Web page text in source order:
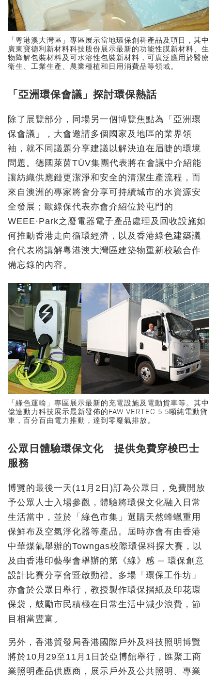
「粵港澳大灣區」專區展示當地環保創科產品及項目，其中
廣東寶德利新材料科技股份展示最新的功能性膜新材料、生
物降解包裝材料及可水溶性包裝新材料，可廣泛應用於醫療
衛生、工業生產、農業種植和日用消費品等領域。
「亞洲環保會議」探討環保熱話
除了展覽部分，同場另一個博覽焦點為「亞洲環
保會議」，大會邀請多個國家及地區的業界領
袖，就不同議題分享建議以解決迫在眉睫的環境
問題。德國萊茵TÜV集團代表將在會議中介紹能
讓紡織供應鏈更潔淨和安全的清潔生產流程，而
來自澳洲的專家將會分享可持續城市的水資源安
全發展；歐綠保代表亦會介紹位於屯門的
WEEE·Park之廢電器電子產品處理及回收設施如
何推動香港走向循環經濟，以及香港綠色建築議
會代表將講解粵港澳大灣區建築物重新校驗合作
備忘錄的內容。
「綠色運輸」專區展示最新的充電設施及電動貨車等。其中
億達動力科技展示最新發佈的FAW VERTEC 5.5噸純電動貨
車，百分百由電力推動，達到零廢氣排放。
公眾日體驗環保文化 提供免費穿梭巴士
服務
博覽的最後一天(11月2日)訂為公眾日，免費開放
予公眾人士入場參觀，體驗將環保文化融入日常
生活當中，並於「綠色市集」選購天然蜂蠟重用
保鮮布及空氣淨化器等產品。屆時亦會有由香港
中華煤氣舉辦的Towngas校際環保科探大賽，以
及由香港印藝學會舉辦的第《綠》感 ─ 環保創意
設計比賽分享會暨啟動禮。多場「環保工作坊」
亦會於公眾日舉行，教授製作環保摺紙及印花環
保袋，鼓勵市民積極在日常生活中減少浪費，節
目相當豐富。
另外，香港貿發局香港國際戶外及科技照明博覽
將於10月29至11月1日於亞博館舉行，匯聚工商
業照明產品供應商，展示戶外及公共照明、專業